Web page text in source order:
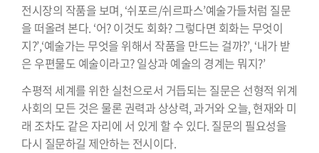
전시장의 작품을 보며, ‘쉬포르/쉬르파스’예술가들처럼 질문
을 떠올려 본다. ‘어? 이것도 회화? 그렇다면 회화는 무엇이
지?’,‘예술가는 무엇을 위해서 작품을 만드는 걸까?’, ‘내가 받
은 우편물도 예술이라고? 일상과 예술의 경계는 뭐지?’
수평적 세계를 위한 실천으로서 거듭되는 질문은 선형적 위계
사회의 모든 것은 물론 권력과 상상력, 과거와 오늘, 현재와 미
래 조차도 같은 자리에 서 있게 할 수 있다. 질문의 필요성을
다시 질문하길 제안하는 전시이다.